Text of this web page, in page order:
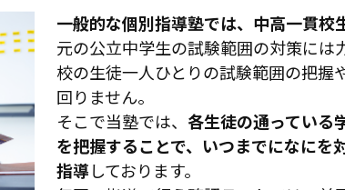
一般的な個別指導塾では、中高一貫校
元の公立中学生の試験範囲の対策には
校の生徒一人ひとりの試験範囲の把握
回りません。
そこで当塾では、 各生徒の通っている
を把握することで、いつまでになにを
指導しております。